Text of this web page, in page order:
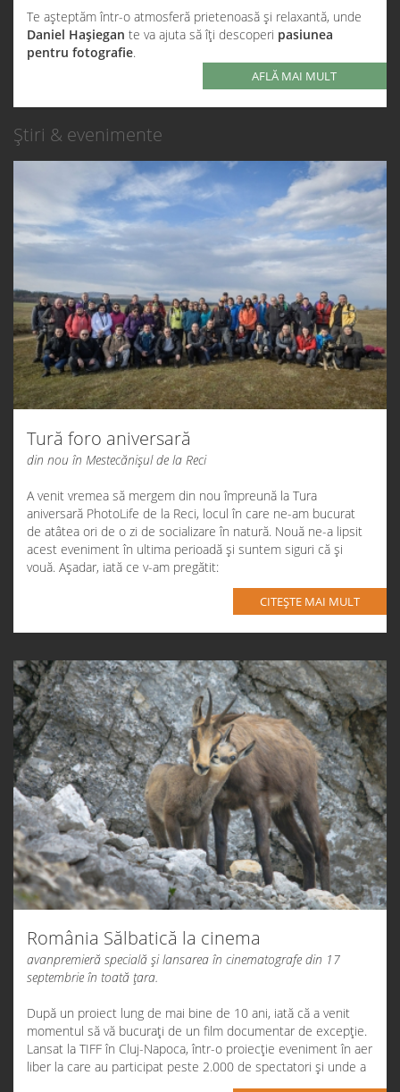
Te așteptăm într-o atmosferă prietenoasă și relaxantă, unde
Daniel Hașiegan te va ajuta să îți descoperi pasiunea
pentru fotografie.
AFLĂ MAI MULT
Știri & evenimente
Tură foro aniversară
din nou în Mestecănișul de la Reci
A venit vremea să mergem din nou împreună laTura
aniversară PhotoLife de la Reci, locul în care ne-am bucurat
de atâtea ori de o zi de socializare în natură. Nouă ne-a lipsit
acest eveniment în ultima perioadă și suntem siguri că și
vouă. Așadar, iată ce v-am pregătit:
Transport: Mergem cu mașinile personale, iar cei care nu au
mașină vor găsi un loc la colegi.
Unde mergem: Mestecănișul de la Reci
Acesta este locul unde o să ne lăsăm mașinile la
Reci:https://goo.gl/maps/4cpb8z4UGDkTPffQ9 , ne vedem aici
la ora 09:00 pentru cei care vin din altă direcție și nu mai
ajung la Brașov.
La această tură poate participa oricine a susținut o activitate
alături de PhotoLife sau oricine altcineva vrea să ne cunoască.
Participarea este gratuită.
CITEȘTE MAI MULT
România Sălbatică la cinema
avanpremieră specială și lansarea în cinematografe din 17
septembrie în toată țara.
După un proiect lung de mai bine de 10 ani, iată că a venit
momentul să vă bucurați de un film documentar de excepție.
Lansat laTIFFîn Cluj-Napoca, într-o proiecție eveniment în aer
liber la care au participat peste2.000 de spectatori și unde a
, documentarulRomânia Sălbaticăa